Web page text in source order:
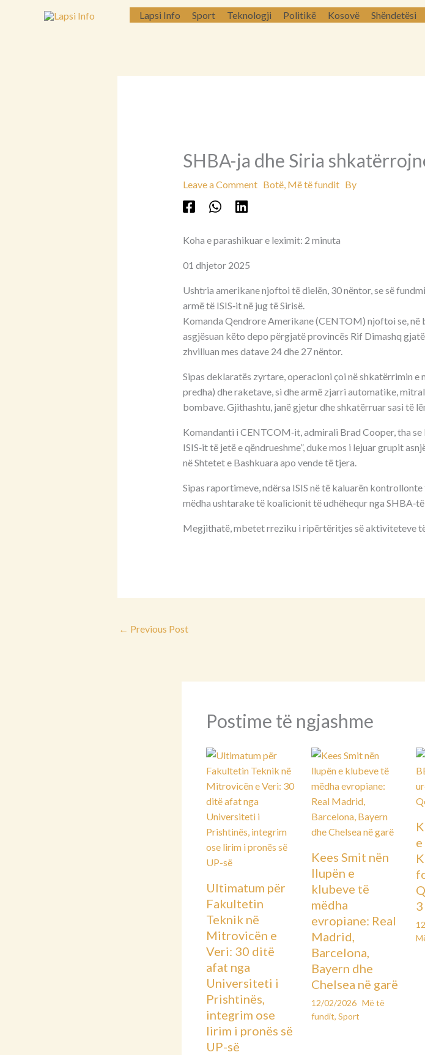
Lapsi Info Sport Teknologji Politikë Kosovë Shëndetësi
SHBA-ja dhe Siria
Leave a Comment Botë, Më të funditBy
Koha e parashikuar e leximit: 2 minuta
01 dhjetor 2025
Ushtria amerikane njoftoi të dielën, 30 nëntor, se së
armë të ISIS‑it në jug të Sirisë.
Komanda Qendrore Amerikane (CENTOM) njoftoi se,
asgjësuan këto depo përgjatë provincës Rif Dimashq
zhvilluan mes datave 24 dhe 27 nëntor.
Sipas deklaratës zyrtare, operacioni çoi në shkatërrimin e
predha) dhe raketave, si dhe armë zjarri automatike,
bombave. Gjithashtu, janë gjetur dhe shkatërruar sasi të
Komandanti i CENTCOM‑it, admirali Brad Cooper, tha
ISIS‑it të jetë e qëndrueshme”, duke mos i lejuar grupit
në Shtetet e Bashkuara apo vende të tjera.
Sipas raportimeve, ndërsa ISIS në të kaluarën
mëdha ushtarake të koalicionit të udhëhequr nga
Megjithatë, mbetet rreziku i ripërtëritjes së aktiviteteve
← Previous Post
Postime të ngjashme
Ultimatum për
Fakultetin
Teknik në
Mitrovicën e
Veri: 30 ditë
afat nga
Universiteti i
Prishtinës,
integrim ose
lirim i pronës së
UP-së
Kees Smit nën
llupën e
klubeve të
mëdha
evropiane: Real
Madrid,
Barcelona,
Bayern dhe
Chelsea në garë
12/02/2026 Më të
fundit, Sport
3